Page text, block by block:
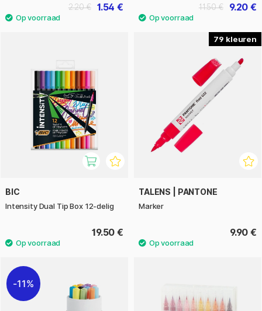
1.54 €
2.20 € 9.20 €
11.50 €
BIC
Intensity Dual Tip Box 12-delig
19.50 €
79
TALENS | PANTONE
Marker
9.90 €
11%